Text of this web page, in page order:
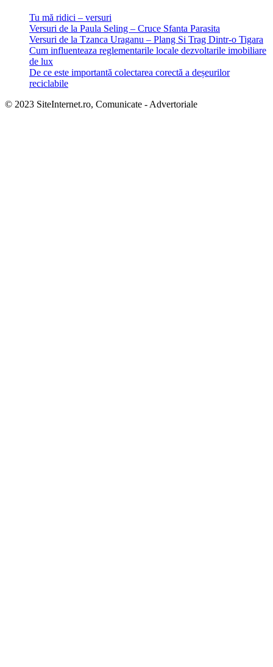
Tu mă ridici – versuri
Versuri de la Paula Seling – Cruce Sfanta Parasita
Versuri de la Tzanca Uraganu – Plang Si Trag Dintr-o Tigara
Cum influenteaza reglementarile locale dezvoltarile imobiliare
de lux
De ce este importantă colectarea corectă a deșeurilor
reciclabile
© 2023 SiteInternet.ro, Comunicate - Advertoriale